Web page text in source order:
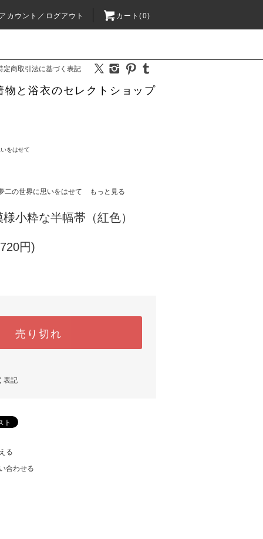
カウント／ログアウト カート(0)
定商取引法に基づく表記
と浴衣のセレクトショップ
をはせて
二の世界に思いをはせて もっと見る
小粋な半幅帯（紅色）
円)
売り切れ
表記
る
合わせる